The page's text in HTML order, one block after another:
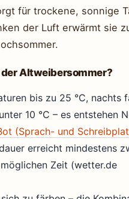
für trockene, sonnige
der Luft erwärmt sie
Altweibersommer?
bis zu 25 °C, nachts
10 °C – es entstehen
(Sprach- und
erreicht mindestens
Zeit (wetter.de